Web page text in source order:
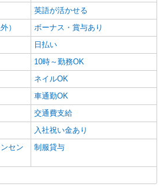
英語が活かせる
）
ボーナス・賞与あり
日払い
10時～勤務OK
ネイルOK
車通勤OK
交通費支給
入社祝い金あり
セン
制服貸与